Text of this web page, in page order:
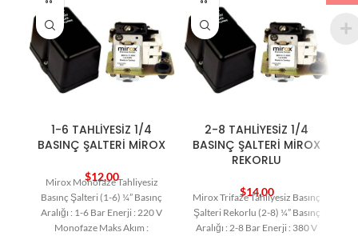
1-6 TAHLİYESİZ 1/4
BASINÇ ŞALTERİ MİROX
$12,00
Mirox Monofaze Tahliyesiz
Basınç Şalteri (1-6) ¼” Basınç
Aralığı : 1-6 Bar Enerji : 220 V
Monofaze Maks Akım :
2-8 TAHLİYESİZ 1/4
BASINÇ ŞALTERİ MİROX
REKORLU
$14,00
Mirox Trifaze Tahliyesiz Basınç
Şalteri Rekorlu (2-8) ¼” Basınç
Aralığı : 2-8 Bar Enerji : 380 V